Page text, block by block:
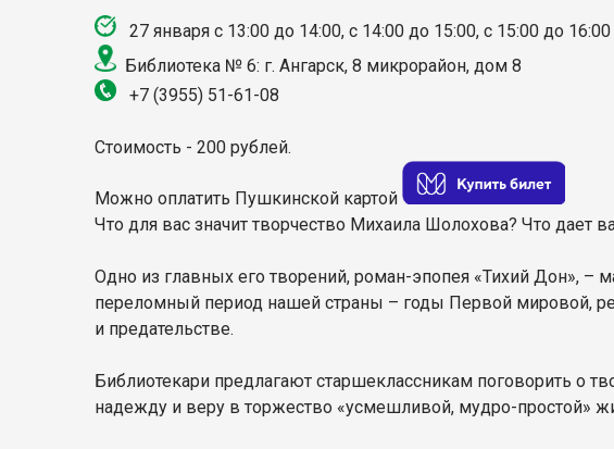
27 января с 13:00 до 14:00, с 14:00 до 15:00, с 15:00 до 16:00
Библиотека № 6: г. Ангарск, 8 микрорайон, дом 8
+7 (3955) 51-61-08
Стоимость - 200 рублей.
Можно оплатить Пушкинской картой
Что для вас значит творчество Михаила Шолохова? Что дает
Одно из главных его творений, роман-эпопея «Тихий Дон», –
переломный период нашей страны – годы Первой мировой,
и предательстве.
Библиотекари предлагают старшеклассникам поговорить о
надежду и веру в торжество «усмешливой, мудро-простой»